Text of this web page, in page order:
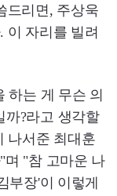
드리면, 주상욱
이 자리를 빌려
하는 게 무슨 의
까?라고 생각할
나서준 최대훈
며 "참 고마운 나
부장'이 이렇게